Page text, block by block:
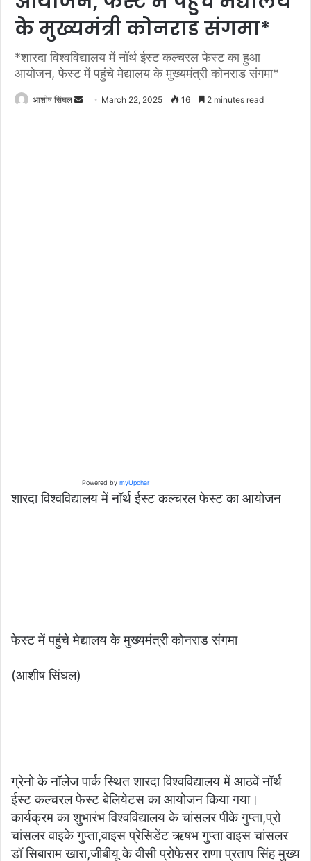
के मुख्यमंत्री कोनराड संगमा*
*शारदा विश्वविद्यालय में नॉर्थ ईस्ट कल्चरल फेस्ट का हुआ
आयोजन, फेस्ट में पहुंचे मेद्यालय के मुख्यमंत्री कोनराड संगमा*
आशीष सिंघल
Send March 22, 2025 16 2 minutes read
Powered bymyUpchar
शारदा विश्वविद्यालय में नॉर्थ ईस्ट कल्चरल फेस्ट का आयोजन
फेस्ट में पहुंचे मेद्यालय के मुख्यमंत्री कोनराड संगमा
(आशीष सिंघल)
ग्रेनो के नॉलेज पार्क स्थित शारदा विश्वविद्यालय में आठवें नॉर्थ
ईस्ट कल्चरल फेस्ट बेलियेटस का आयोजन किया गया।
कार्यक्रम का शुभारंभ विश्वविद्यालय के चांसलर पीके गुप्ता,प्रो
चांसलर वाइके गुप्ता,वाइस प्रेसिडेंट ऋषभ गुप्ता वाइस चांसलर
डॉ सिबाराम खारा,जीबीयू के वीसी प्रोफेसर राणा प्रताप सिंह मुख्य